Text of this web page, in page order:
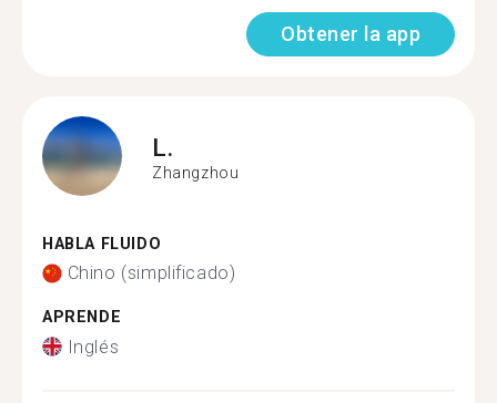
Obtener la app
L.
Zhangzhou
HABLA FLUIDO
Chino (simplificado)
APRENDE
Inglés